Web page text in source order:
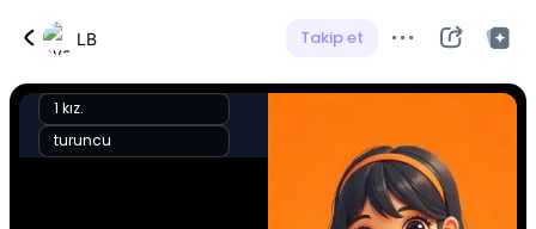
LB Takip et
1 kız.
turuncu